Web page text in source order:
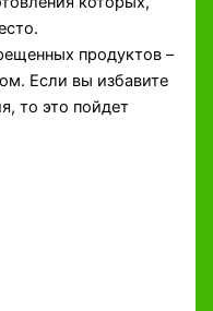
продуктов –
Если вы избавите
то это пойдет